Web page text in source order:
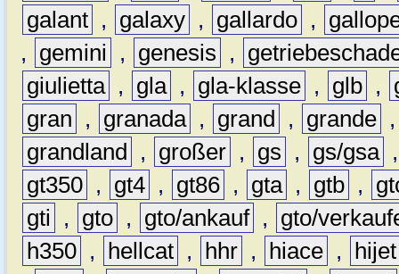
galant , galaxy , gallardo ,
,
gemini , genesis ,
giulietta , gla , gla-klasse , glb ,
gran
, granada , grand , grande
grandland
, großer , gs , gs/gsa
gt350 , gt4 , gt86 , gta , gtb ,
gti
, gto , gto/ankauf ,
gto/
h350 , hellcat , hhr , hiace ,
hijet